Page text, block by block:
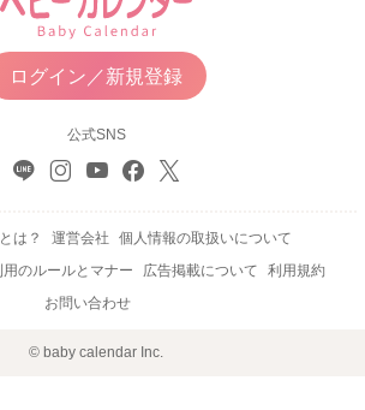
ログイン／新規登録
公式SNS
は？ 運営会社
個人情報の取扱いについて
用のルールとマナー 広告掲載について
利用規約
お問い合わせ
© baby calendar Inc.